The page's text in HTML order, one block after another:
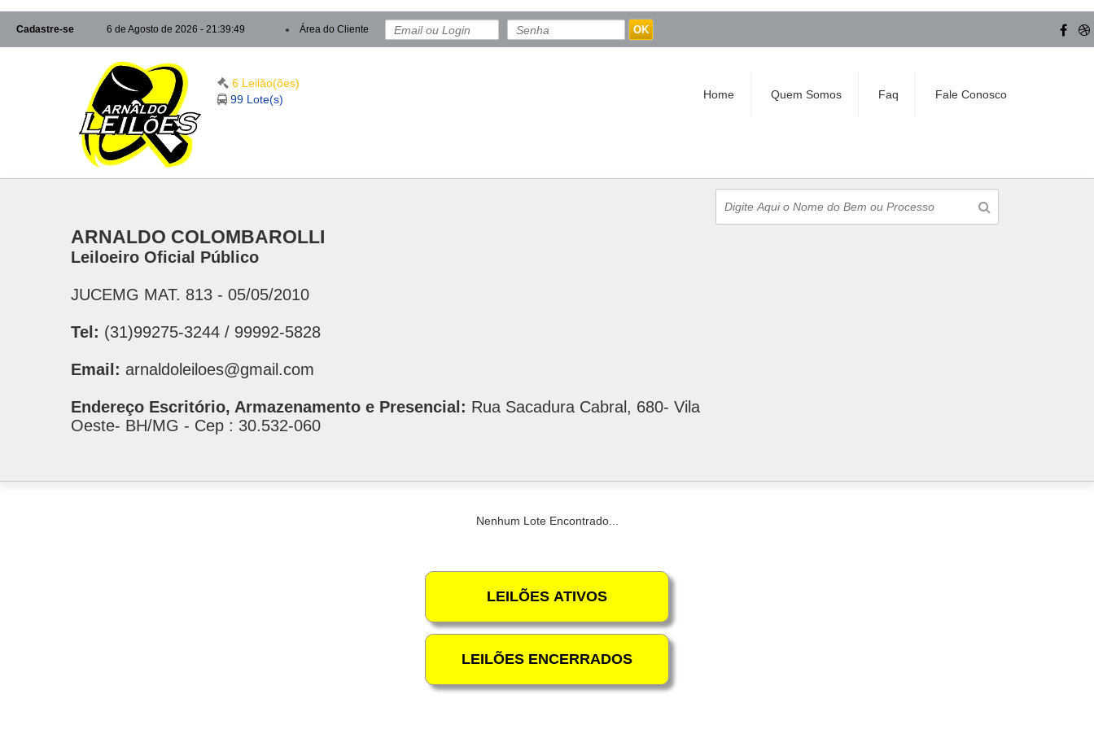
Cadastre-se 6 de Agosto de 2026 - 21:39:49 Área do Cliente OK
6 Leilão(ões)
99 Lote(s)
Home Quem Somos Faq Fale Conosco
ARNALDO COLOMBAROLLI
Leiloeiro Oficial Público
JUCEMG MAT. 813 - 05/05/2010
Tel: (31)99275-3244 / 99992-5828
Email: arnaldoleiloes@gmail.com
Endereço Escritório, Armazenamento e Presencial: Rua Sacadura Cabral, 680- Vila
Oeste- BH/MG - Cep : 30.532-060
Nenhum Lote Encontrado...